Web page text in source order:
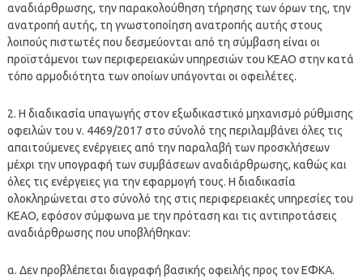
αναδιάρθρωσης, την παρακολούθηση τήρησης των όρων της, την
ανατροπή αυτής, τη γνωστοποίηση ανατροπής αυτής στους
λοιπούς πιστωτές που δεσμεύονται από τη σύμβαση είναι οι
προϊστάμενοι των περιφερειακών υπηρεσιών του ΚΕΑΟ στην κατά
τόπο αρμοδιότητα των οποίων υπάγονται οι οφειλέτες.
2. Η διαδικασία υπαγωγής στον εξωδικαστικό μηχανισμό ρύθμισης
οφειλών του ν. 4469/2017 στο σύνολό της περιλαμβάνει όλες τις
απαιτούμενες ενέργειες από την παραλαβή των προσκλήσεων
μέχρι την υπογραφή των συμβάσεων αναδιάρθρωσης, καθώς και
όλες τις ενέργειες για την εφαρμογή τους. Η διαδικασία
ολοκληρώνεται στο σύνολό της στις περιφερειακές υπηρεσίες του
ΚΕΑΟ, εφόσον σύμφωνα με την πρόταση και τις αντιπροτάσεις
αναδιάρθρωσης που υποβλήθηκαν:
α. Δεν προβλέπεται διαγραφή βασικής οφειλής προς τον ΕΦΚΑ.